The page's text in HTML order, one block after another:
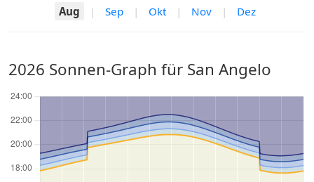
Aug
| Sep | Okt | Nov | Dez
2026 Sonnen-Graph für San Angelo